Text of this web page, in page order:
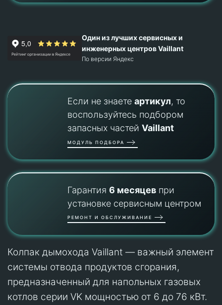
Один из лучших сервисных и
инженерных центров Vaillant
По версии Яндекс
Если не знаете артикул, то
воспользуйтесь подбором
запасных частей Vaillant
МОДУЛЬ ПОДБОРА
Гарантия 6 месяцевпри
установке сервисным центром
РЕМОНТ И ОБСЛУЖИВАНИЕ
Колпак дымохода Vaillant — важный элемент
системы отвода продуктов сгорания,
предназначенный для напольных газовых
котлов серии VK мощностью от 6 до 76 кВт.